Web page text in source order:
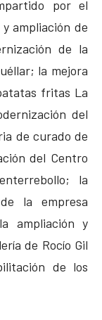
por el
ampliación de
de la
la mejora
fritas La
del
de curado de
del Centro
la
la empresa
ampliación y
de Rocío Gil
de los